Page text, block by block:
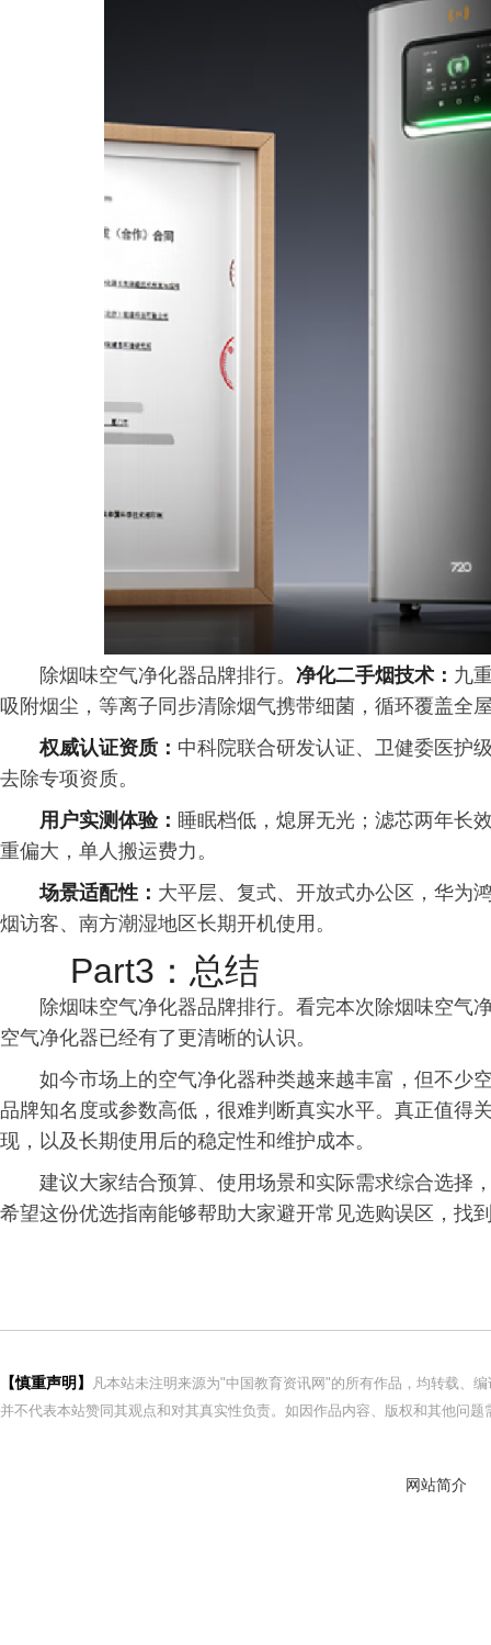
除烟味空气净化器品牌排行。 净化二手烟技术： 九
吸附烟尘，等离子同步清除烟气携带细菌，循环覆盖全
权威认证资质： 中科院联合研发认证、卫健委医护
去除专项资质。
用户实测体验： 睡眠档低，熄屏无光；滤芯两年长
重偏大，单人搬运费力。
场景适配性： 大平层、复式、开放式办公区，华为
烟访客、南方潮湿地区长期开机使用。
Part3：总结
除烟味空气净化器品牌排行。看完本次除烟味空气
空气净化器已经有了更清晰的认识。
如今市场上的空气净化器种类越来越丰富，但不少
品牌知名度或参数高低，很难判断真实水平。真正值得
现，以及长期使用后的稳定性和维护成本。
建议大家结合预算、使用场景和实际需求综合选择
希望这份优选指南能够帮助大家避开常见选购误区，找
【慎重声明】
凡本站未注明来源为"中国教育资讯网"的所有作品，均转载、
并不代表本站赞同其观点和对其真实性负责。如因作品内容、版权和其他问
网站简介